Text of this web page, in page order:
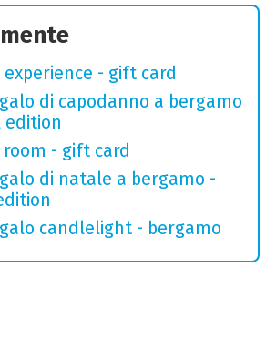
- gift card
di capodanno a bergamo
edition
room - gift card
di natale a bergamo -
candlelight - bergamo